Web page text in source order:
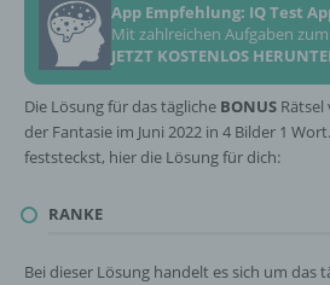
App Empfehlung: IQ Test
Mit zahlreichen Aufgaben
JETZT KOSTENLOS
Die Lösung für das tägliche BONUS Rätsel
der Fantasie im Juni 2022 in 4 Bilder 1
feststeckst, hier die Lösung für dich:
RANKE
Bei dieser Lösung handelt es sich um das